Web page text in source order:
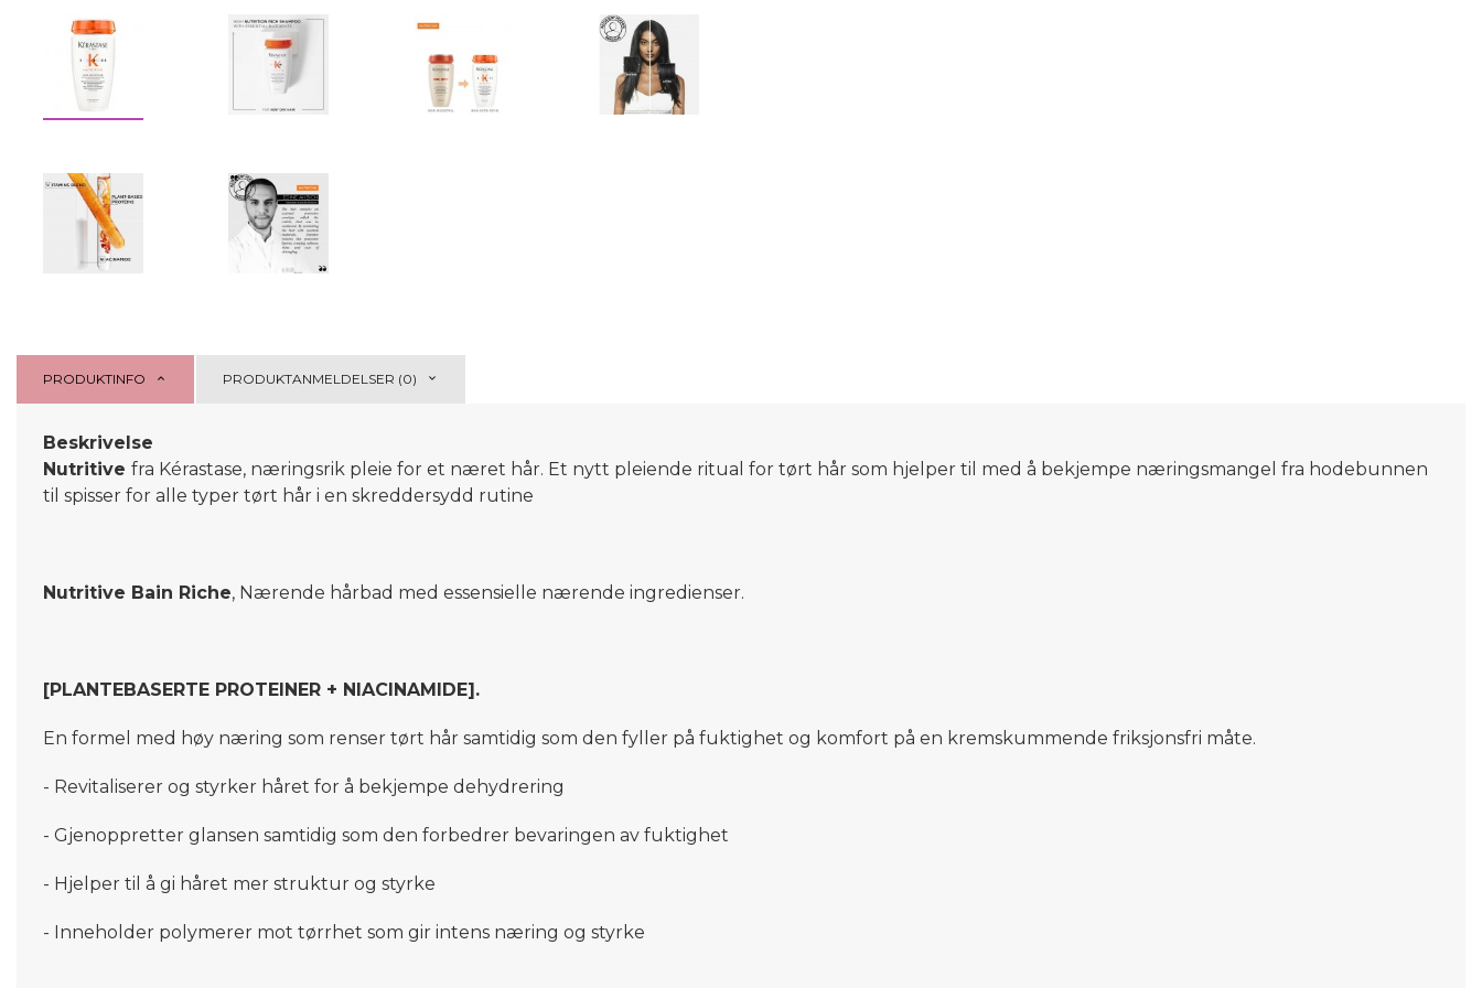
PRODUKTINFO PRODUKTANMELDELSER (0)
Beskrivelse
Nutritive fra Kérastase, næringsrik pleie for et næret hår. Et nytt pleiende ritual for tørt hår som hjelper til med å bekjempe næringsmangel fra hodebunnen
til spisser for alle typer tørt hår i en skreddersydd rutine
Nutritive Bain Riche, Nærende hårbad med essensielle nærende ingredienser.
[PLANTEBASERTE PROTEINER + NIACINAMIDE].
En formel med høy næring som renser tørt hår samtidig som den fyller på fuktighet og komfort på en kremskummende friksjonsfri måte.
- Revitaliserer og styrker håret for å bekjempe dehydrering
- Gjenoppretter glansen samtidig som den forbedrer bevaringen av fuktighet
- Hjelper til å gi håret mer struktur og styrke
- Inneholder polymerer mot tørrhet som gir intens næring og styrke